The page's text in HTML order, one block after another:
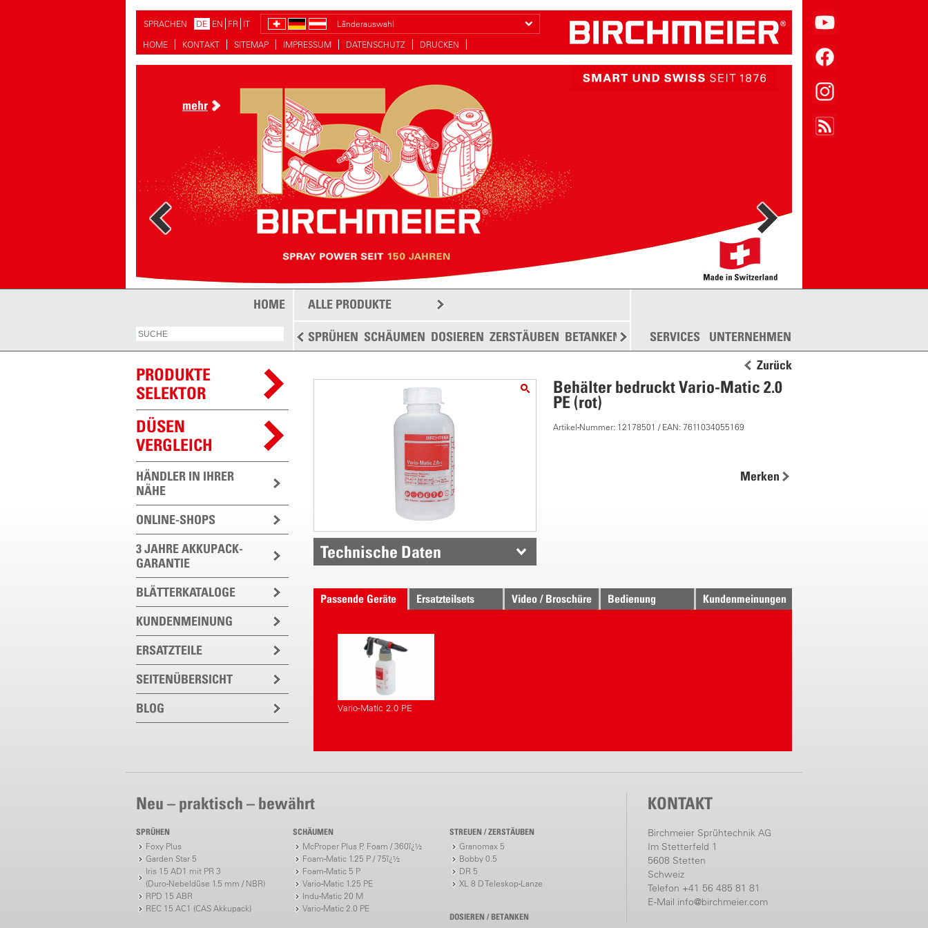
SPRACHEN DE EN FR IT
Länderauswahl
HOME
KONTAKT SITEMAP IMPRESSUM DATENSCHUTZ DRUCKEN
mehr
HOME ALLE PRODUKTE
SPRÜHEN SCHÄUMEN DOSIEREN ZERSTÄUBEN BETANKEN STREUEN WEITERE
SERVICES UNTERNEHMEN
PRODUKTE
SELEKTOR
DÜSEN
VERGLEICH
HÄNDLER IN IHRER
NÄHE
ONLINE-SHOPS
3 JAHRE AKKUPACK-
GARANTIE
BLÄTTERKATALOGE
KUNDENMEINUNG
ERSATZTEILE
SEITENÜBERSICHT
BLOG
Zurück
Behälter bedruckt Vario-Matic 2.0
PE (rot)
Artikel-Nummer: 12178501 / EAN: 7611034055169
Merken
Technische Daten
Passende Geräte Ersatzteilsets Video / Broschüre Bedienung Kundenmeinungen
Vario-Matic 2.0 PE
Neu – praktisch – bewährt
SPRÜHEN
Foxy Plus
Garden Star 5
Iris 15 AD1 mit PR 3
(Duro-Nebeldüse 1.5 mm / NBR)
RPD 15 ABR
REC 15 AC1 (CAS Akkupack)
SCHÄUMEN
McProper Plus P, Foam / 360ï¿½
Foam-Matic 1.25 P / 75ï¿½
Foam-Matic 5 P
Vario-Matic 1.25 PE
Indu-Matic 20 M
Vario-Matic 2.0 PE
STREUEN / ZERSTÄUBEN
Granomax 5
Bobby 0.5
DR 5
XL 8 D Teleskop-Lanze
DOSIEREN / BETANKEN
KONTAKT
Birchmeier Sprühtechnik AG
Im Stetterfeld 1
5608 Stetten
Schweiz
Telefon +41 56 485 81 81
E-Mail info@birchmeier.com